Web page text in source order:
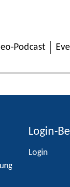
Podcast
Login-
Login